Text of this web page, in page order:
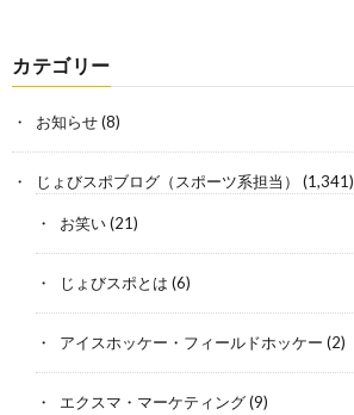
カテゴリー
お知らせ(8)
じょびスポブログ（スポーツ系担当） (1,341)
お笑い(21)
じょびスポとは (6)
アイスホッケー・フィールドホッケー (2)
エクスマ・マーケティング(9)